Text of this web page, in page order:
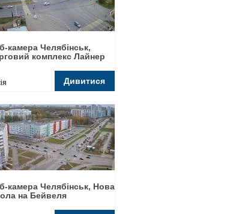
камера Челябінськ,
комплекс Лайнер
Дивитися
камера Челябінськ, Нова
на Бейвеля